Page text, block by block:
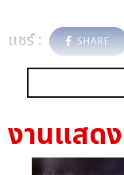
แชร์ : SHARE
งานแสดง